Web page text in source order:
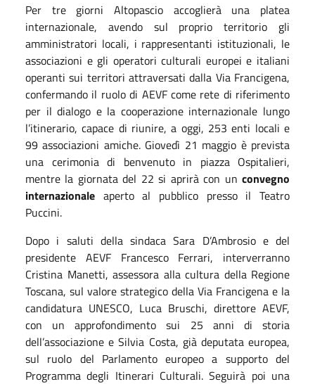
Per tre giorni Altopascio accoglierà una platea
internazionale, avendo sul proprio territorio gli
amministratori locali, i rappresentanti istituzionali, le
associazioni e gli operatori culturali europei e italiani
operanti sui territori attraversati dalla Via Francigena,
confermando il ruolo di AEVF come rete di riferimento
per il dialogo e la cooperazione internazionale lungo
l’itinerario, capace di riunire, a oggi, 253 enti locali e
99 associazioni amiche. Giovedì 21 maggio è prevista
una cerimonia di benvenuto in piazza Ospitalieri,
mentre la giornata del 22 si aprirà con un convegno
internazionale aperto al pubblico presso il Teatro
Puccini.
Dopo i saluti della sindaca Sara D’Ambrosio e del
presidente AEVF Francesco Ferrari, interverranno
Cristina Manetti, assessora alla cultura della Regione
Toscana, sul valore strategico della Via Francigena e la
candidatura UNESCO, Luca Bruschi, direttore AEVF,
con un approfondimento sui 25 anni di storia
dell’associazione e Silvia Costa, già deputata europea,
sul ruolo del Parlamento europeo a supporto del
Programma degli Itinerari Culturali. Seguirà poi una